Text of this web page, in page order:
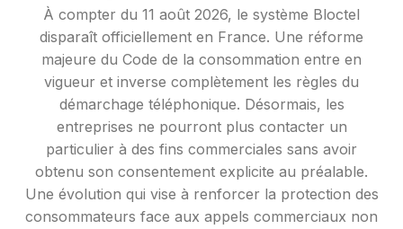
À compter du 11 août 2026, le système Bloctel
disparaît officiellement en France. Une réforme
majeure du Code de la consommation entre en
vigueur et inverse complètement les règles du
démarchage téléphonique. Désormais, les
entreprises ne pourront plus contacter un
particulier à des fins commerciales sans avoir
obtenu son consentement explicite au préalable.
Une évolution qui vise à renforcer la protection des
consommateurs face aux appels commerciaux non